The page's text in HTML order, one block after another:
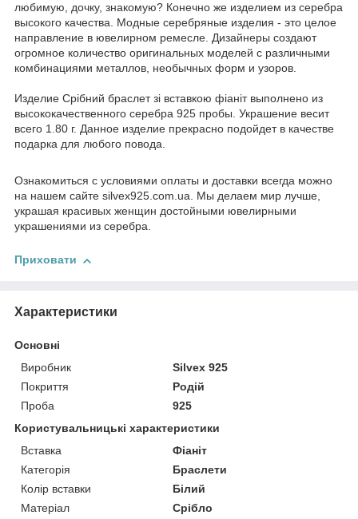
любимую, дочку, знакомую? Конечно же изделием из серебра
высокого качества. Модные серебряные изделия - это целое
направление в ювелирном ремесле. Дизайнеры создают
огромное количество оригинальных моделей с различными
комбинациями металлов, необычных форм и узоров.
Изделие Срібний браслет зі вставкою фіаніт выполнено из
высококачественного серебра 925 пробы. Украшение весит
всего 1.80 г. Данное изделие прекрасно подойдет в качестве
подарка для любого повода.
Ознакомиться с условиями оплаты и доставки всегда можно
на нашем сайте silvex925.com.ua. Мы делаем мир лучше,
украшая красивых женщин достойными ювелирными
украшениями из серебра.
Приховати
Характеристики
Основні
Виробник
Silvex 925
Покриття
Родій
Проба
925
Користувальницькі характеристики
Вставка
Фіаніт
Категорія
Браслети
Колір вставки
Білий
Матеріал
Срібло